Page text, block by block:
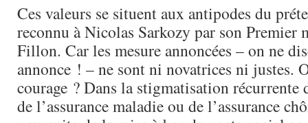
Ces valeurs se situent aux antipodes du
reconnu à Nicolas Sarkozy par son Premier
Fillon. Car les mesure annoncées – on ne
annonce ! – ne sont ni novatrices ni justes.
courage ? Dans la stigmatisation récurrente
de l’assurance maladie ou de l’assurance